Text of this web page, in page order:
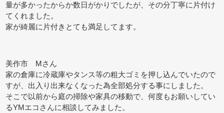
量が多かったからか数日がかりでしたが、その分丁寧に片付け
てくれました。
家が綺麗に片付きとても満足してます。
美作市 Mさん
家の倉庫に冷蔵庫やタンス等の粗大ゴミを押し込んでいたので
すが、出入り出来なくなった為全部処分する事にしました。
そこで以前から庭の掃除や家具の移動で、何度もお願いしてい
るYMエコさんに相談してみました。